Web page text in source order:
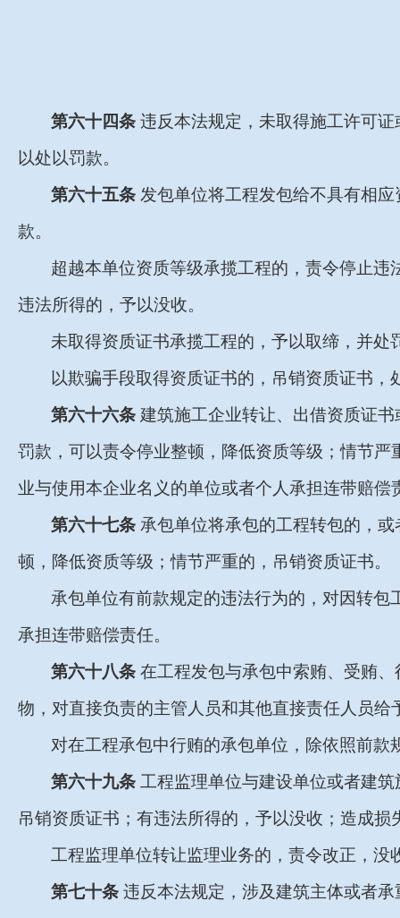
第六十四条 违反本法规定，未取得施工许可
以处以罚款。
第六十五条 发包单位将工程发包给不具有相
款。
超越本单位资质等级承揽工程的，责令停止
违法所得的，予以没收。
未取得资质证书承揽工程的，予以取缔，并处
以欺骗手段取得资质证书的，吊销资质证书
第六十六条 建筑施工企业转让、出借资质证
罚款，可以责令停业整顿，降低资质等级；情节
业与使用本企业名义的单位或者个人承担连带赔偿
第六十七条 承包单位将承包的工程转包的，
顿，降低资质等级；情节严重的，吊销资质证书。
承包单位有前款规定的违法行为的，对因转
承担连带赔偿责任。
第六十八条 在工程发包与承包中索贿、受贿
物，对直接负责的主管人员和其他直接责任人员给
对在工程承包中行贿的承包单位，除依照前
第六十九条 工程监理单位与建设单位或者建
吊销资质证书；有违法所得的，予以没收；造成
工程监理单位转让监理业务的，责令改正，
第七十条 违反本法规定，涉及建筑主体或者